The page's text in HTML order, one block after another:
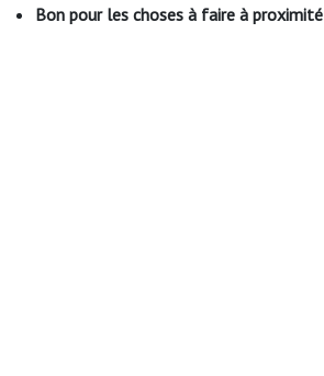
Bon pour les choses à faire à proximité